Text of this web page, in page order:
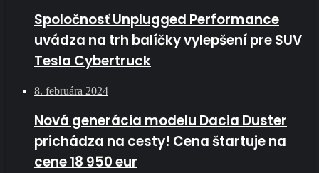
Spoločnosť Unplugged Performance
uvádza na trh balíčky vylepšení pre SUV
Tesla Cybertruck
8. februára 2024
Nová generácia modelu Dacia Duster
prichádza na cesty! Cena štartuje na
cene 18 950 eur